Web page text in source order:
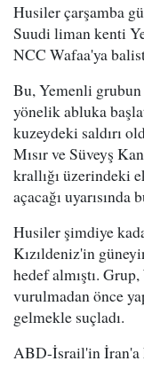
Husiler çarşamba
Suudi liman kenti
NCC Wafaa'ya
Bu, Yemenli
yönelik abluka
kuzeydeki saldırı
Mısır ve Süveyş
krallığı üzerindeki
açacağı uyarısında
Husiler şimdiye
Kızıldeniz'in
hedef almıştı.
vurulmadan önce
gelmekle suçladı.
ABD-İsrail'in İran'a